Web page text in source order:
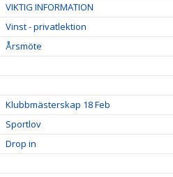
VIKTIG INFORMATION
Vinst - privatlektion
Årsmöte
Klubbmästerskap 18 Feb
Sportlov
Drop in